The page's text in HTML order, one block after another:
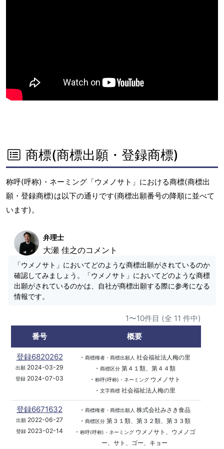
商標(商標出願・登録商標)
称呼(呼称)・ネーミング「ウメノサト」における商標(商標出
願・登録商標)は以下の通りです(商標出願番号の降順に並べて
います)。
弁理士
大瀬 佳之のコメント
「ウメノサト」においてどのような商標出願がされているのか
確認してみましょう。「ウメノサト」においてどのような商標
出願がされているのかは、自社が商標出願する際に参考になる
情報です。
1〜10件目 (全 11 件中)
番号
概要
登録6820262
出願 2024-03-29
登録 2024-07-03
・ 商標権者・商標出願人 社会福祉法人梅の里
・ 商標区分第４１類、第４４類
・ 称呼(呼称)・ネーミングウメノサト
・ 文字商標社会福祉法人梅の里
登録6671632
出願 2022-06-27
登録 2023-02-14
・ 商標権者・商標出願人 株式会社みさき食品
・ 商標区分第３１類、第３２類、第３３類
・ 称呼(呼称)・ネーミングウメノサト、ウメノゴ
ー、サト、ゴー、キョー